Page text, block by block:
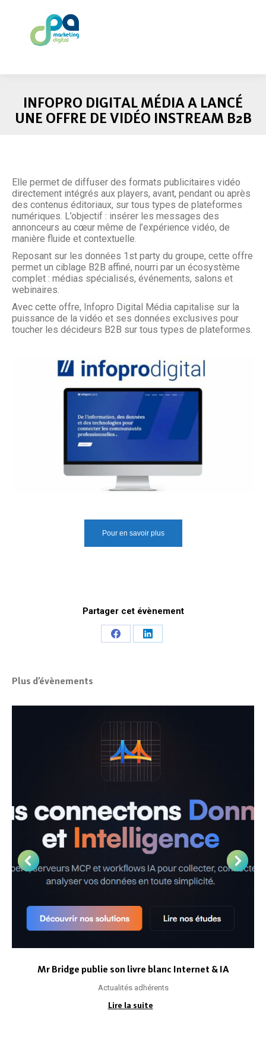
INFOPRO DIGITAL MÉDIA A LANCÉ
UNE OFFRE DE VIDÉO INSTREAM B2B
Elle permet de diffuser des formats publicitaires vidéo
directement intégrés aux players, avant, pendant ou après
des contenus éditoriaux, sur tous types de plateformes
numériques. L’objectif : insérer les messages des
annonceurs au cœur même de l’expérience vidéo, de
manière fluide et contextuelle.
Reposant sur les données 1st party du groupe, cette offre
permet un ciblage B2B affiné, nourri par un écosystème
complet : médias spécialisés, événements, salons et
webinaires.
Avec cette offre, Infopro Digital Média capitalise sur la
puissance de la vidéo et ses données exclusives pour
toucher les décideurs B2B sur tous types de plateformes.
Pour en savoir plus
Partager cet évènement
Share
Share
Plus d'évènements
Mr Bridge publie son livre blanc Internet & IA
Actualités adhérents
Lire la suite